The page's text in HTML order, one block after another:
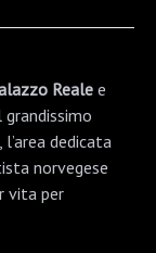
Realee
, l’area dedicata
norvegese
vita per